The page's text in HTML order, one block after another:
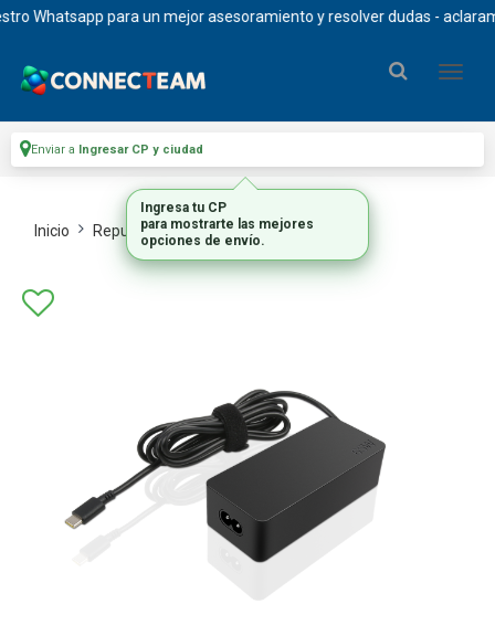
Whatsapp para un mejor asesoramiento y resolver dudas -
Enviar a Ingresar CP y ciudad
Inicio Repuestos Y Upgrades Repuestos
Ingresa tu CP
para mostrarte las mejores
opciones de envío.